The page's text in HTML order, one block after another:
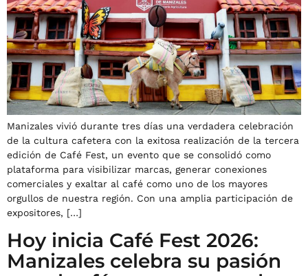
Manizales vivió durante tres días una verdadera celebración
de la cultura cafetera con la exitosa realización de la tercera
edición de Café Fest, un evento que se consolidó como
plataforma para visibilizar marcas, generar conexiones
comerciales y exaltar al café como uno de los mayores
orgullos de nuestra región. Con una amplia participación de
expositores, […]
Hoy inicia Café Fest 2026:
Manizales celebra su pasión